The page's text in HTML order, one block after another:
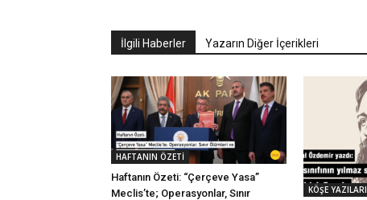
İlgili Haberler Yazarın Diğer İçerikleri
HAFTANIN ÖZETİ
Haftanın Özeti: “Çerçeve Yasa”
Meclis’te; Operasyonlar, Sınır
KÖŞE YAZILARI